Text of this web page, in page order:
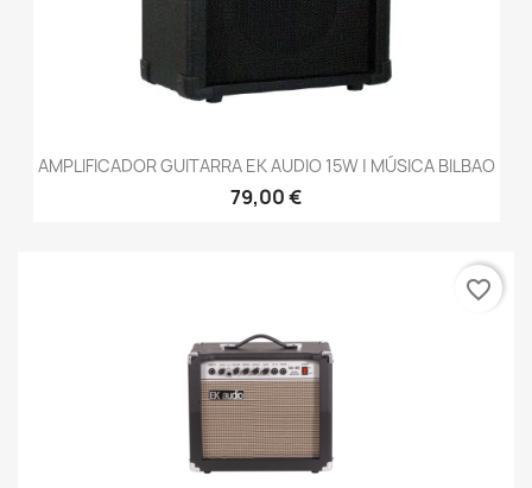
AMPLIFICADOR GUITARRA EK AUDIO 15W | MÚSICA BILBAO
79,00 €
favorite_border